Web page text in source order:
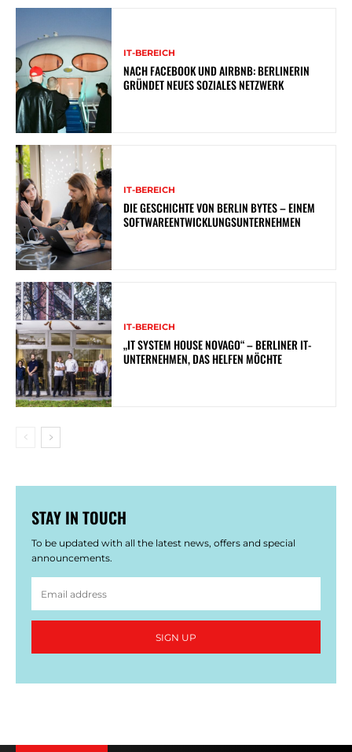
IT-BEREICH
NACH FACEBOOK UND AIRBNB: BERLINERIN
GRÜNDET NEUES SOZIALES NETZWERK
IT-BEREICH
DIE GESCHICHTE VON BERLIN BYTES – EINEM
SOFTWAREENTWICKLUNGSUNTERNEHMEN
IT-BEREICH
„IT SYSTEM HOUSE NOVAGO“ – BERLINER IT-
UNTERNEHMEN, DAS HELFEN MÖCHTE
STAY IN TOUCH
To be updated with all the latest news, offers and special
announcements.
SIGN UP